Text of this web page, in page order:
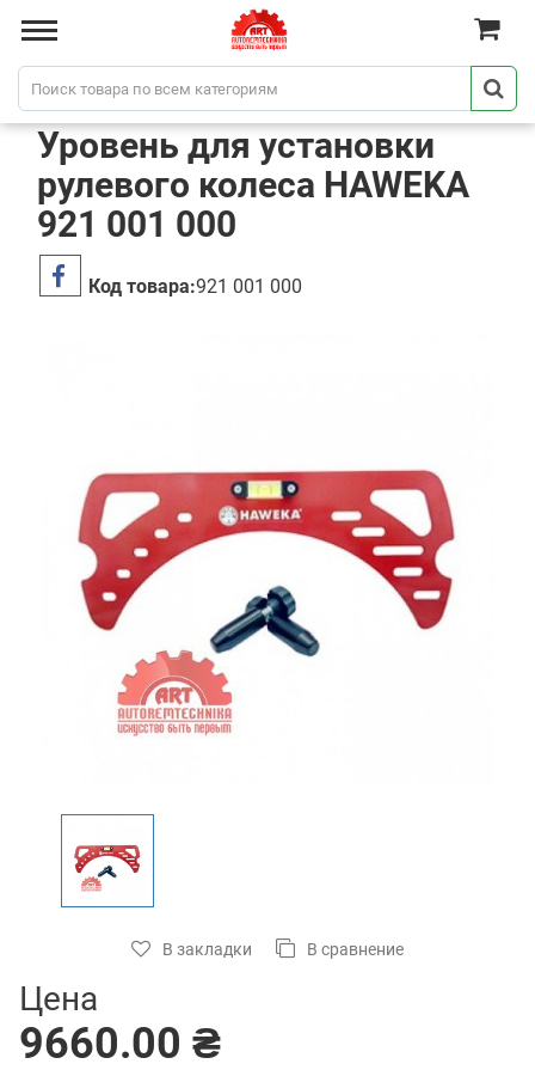
Уровень для установки
рулевого колеса HAWEKA
921 001 000
Код товара:921 001 000
В закладки В сравнение
Цена
9660.00 ₴